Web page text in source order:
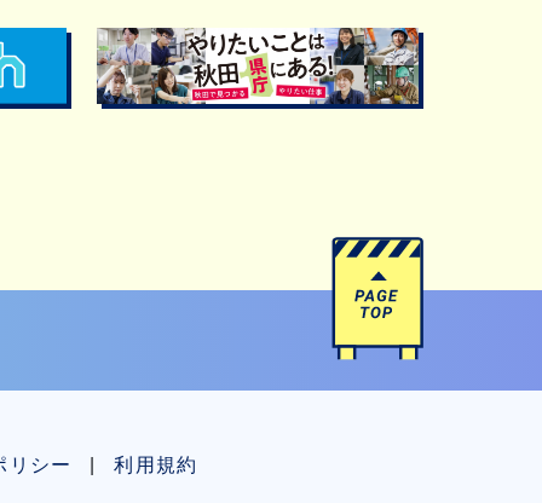
リシー 利用規約